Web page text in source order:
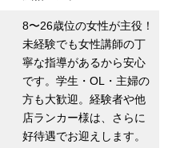
8〜26歳位の女性が主役！
未経験でも女性講師の丁
寧な指導があるから安心
です。学生・OL・主婦の
方も大歓迎。経験者や他
店ランカー様は、さらに
好待遇でお迎えします。